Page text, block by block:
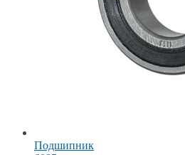
Подшипник